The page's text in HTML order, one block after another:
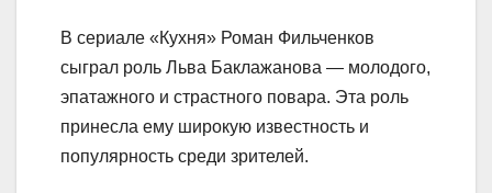
В сериале «Кухня» Роман Фильченков
сыграл роль Льва Баклажанова — молодого,
эпатажного и страстного повара. Эта роль
принесла ему широкую известность и
популярность среди зрителей.